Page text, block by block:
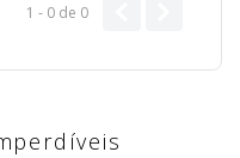
1 - 0 de 0